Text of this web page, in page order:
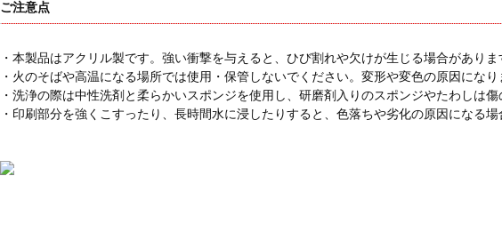
ご注意点
・本製品はアクリル製です。強い衝撃を与えると、ひび割れや欠けが生じる場合がありま
・火のそばや高温になる場所では使用・保管しないでください。変形や変色の原因になり
・洗浄の際は中性洗剤と柔らかいスポンジを使用し、研磨剤入りのスポンジやたわしは傷
・印刷部分を強くこすったり、長時間水に浸したりすると、色落ちや劣化の原因になる場